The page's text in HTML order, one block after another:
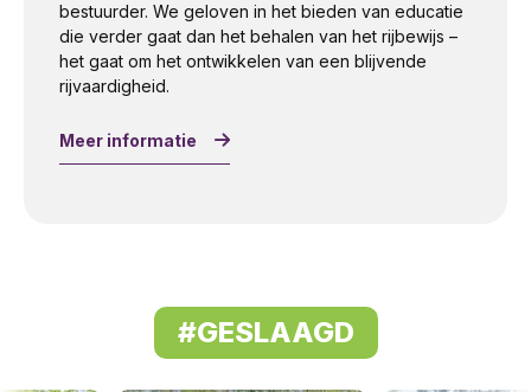
bestuurder. We geloven in het bieden van educatie
die verder gaat dan het behalen van het rijbewijs –
het gaat om het ontwikkelen van een blijvende
rijvaardigheid.
Meer informatie
#GESLAAGD